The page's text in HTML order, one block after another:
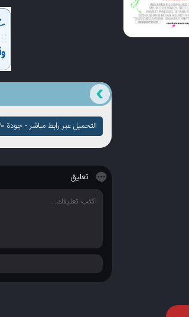
التحميل عبر رابط مباشر - جودة ۷۲۰
تعليق